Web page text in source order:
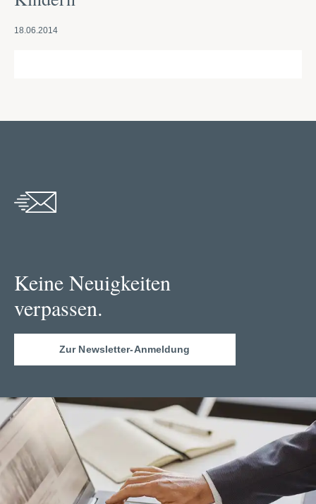
18.06.2014
Keine Neuigkeiten
verpassen.
Zur Newsletter-Anmeldung